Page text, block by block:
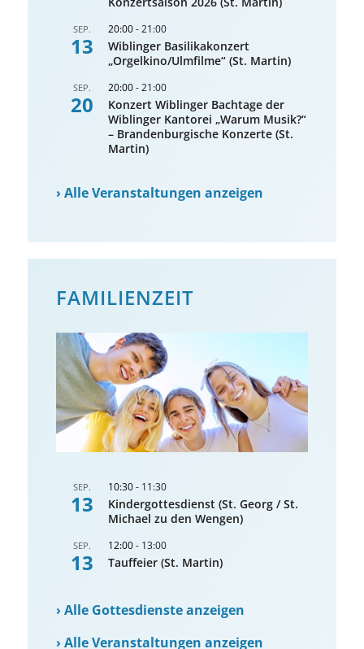
SEP.
13
20:00-21:00
Wiblinger Basilikakonzert
„Orgelkino/Ulmfilme“ (St. Martin)
SEP.
20
20:00-21:00
Konzert Wiblinger Bachtage der
Wiblinger Kantorei „Warum Musik?“
– Brandenburgische Konzerte (St.
Martin)
›Alle Veranstaltungen anzeigen
FAMILIENZEIT
SEP.
13
10:30- 11:30
Kindergottesdienst (St. Georg / St.
Michael zu den Wengen)
SEP.
13
12:00- 13:00
Tauffeier (St. Martin)
›Alle Gottesdienste anzeigen
›Alle Veranstaltungen anzeigen